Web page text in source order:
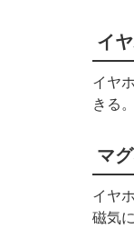
イ
イヤ
きる
マ
イヤ
磁気